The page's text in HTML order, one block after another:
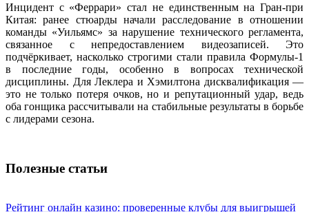
Инцидент с «Феррари» стал не единственным на Гран-при
Китая: ранее стюарды начали расследование в отношении
команды «Уильямс» за нарушение технического регламента,
связанное с непредоставлением видеозаписей. Это
подчёркивает, насколько строгими стали правила Формулы-1
в последние годы, особенно в вопросах технической
дисциплины. Для Леклера и Хэмилтона дисквалификация —
это не только потеря очков, но и репутационный удар, ведь
оба гонщика рассчитывали на стабильные результаты в борьбе
с лидерами сезона.
Полезные статьи
Рейтинг онлайн казино: проверенные клубы для выигрышей